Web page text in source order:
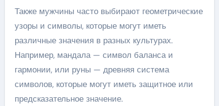
Также мужчины часто выбирают геометрические
узоры и символы, которые могут иметь
различные значения в разных культурах.
Например, мандала — символ баланса и
гармонии, или руны — древняя система
символов, которые могут иметь защитное или
предсказательное значение.